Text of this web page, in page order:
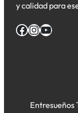
y calidad para
Facebook InstagramYouTube
Entresueños